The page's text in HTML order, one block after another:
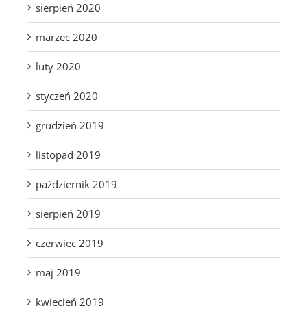
sierpień 2020
marzec 2020
luty 2020
styczeń 2020
grudzień 2019
listopad 2019
październik 2019
sierpień 2019
czerwiec 2019
maj 2019
kwiecień 2019